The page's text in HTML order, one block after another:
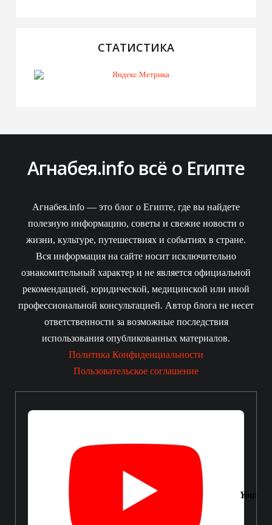
СТАТИСТИКА
Агнабея.info всё о Египте
Агнабея.info — это блог о Египте, где вы найдете
полезную информацию, советы и свежие новости о
жизни, культуре, путешествиях и событиях в стране.
Вся информация на сайте носит исключительно
ознакомительный характер и не является официальной
рекомендацией, юридической, медицинской или иной
профессиональной консультацией. Автор блога не несет
ответственности за возможные последствия
использования опубликованных материалов.
Политика Конфиденциальности
Пользовательское соглашение
Youtube